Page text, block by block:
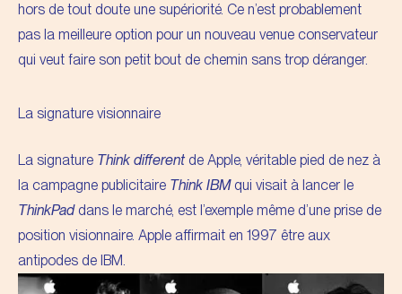
hors de tout doute une supériorité. Ce n’est probablement
pas la meilleure option pour un nouveau venue conservateur
qui veut faire son petit bout de chemin sans trop déranger.
La signature visionnaire
La signature Think differentde Apple, véritable pied de nez à
la campagne publicitaire Think IBMqui visait à lancer le
ThinkPaddans le marché, est l’exemple même d’une prise de
position visionnaire. Apple affirmait en 1997 être aux
antipodes de IBM.